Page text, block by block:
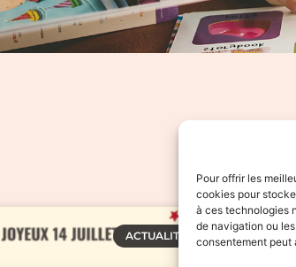
Pour offrir les
cookies pour
à ces technologies
de navigation ou
consentement peut
ACTUALITÉS